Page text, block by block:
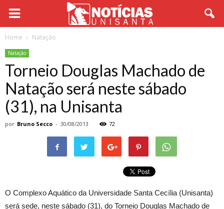
Home Natação
Natação
Torneio Douglas Machado de
Natação será neste sábado
(31), na Unisanta
por Bruno Secco - 30/08/2013 72
O Complexo Aquático da Universidade Santa Cecília (Unisanta)
será sede, neste sábado (31), do Torneio Douglas Machado de